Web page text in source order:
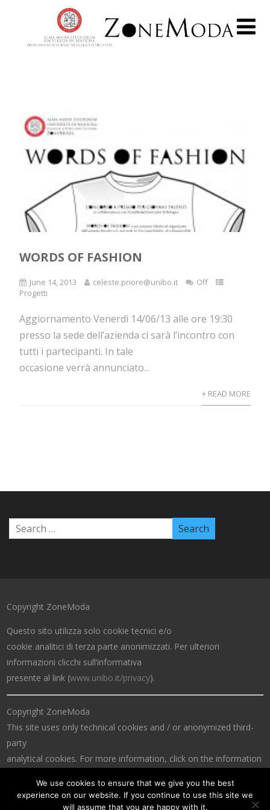
WORDS OF FASHION
June 14, 2013 celeste.priore@unibo.it
Off
Progetti
Aggiornamento Venerdì 14/06/13 alle ore 19:30
presso la sede dell’azienda ci sarà l’incontro con
tutti i partecipanti. In tale
occasione verrà annunciato...
+ READ MORE
Copyright ZoneModa
Questo sito utilizza solo cookie tecnici e/o
cookie analitici di terza parte anonimizzati. Per ulteriori
informazioni clicchi sull’informativa
presente al link (www.unibo.it/privacy).
Copyright ZoneModa
This site uses only technical cookies and / or anonymized third-
party
analytical cookies. For more information, click on the information
We use cookies to ensure that we give you the best
experience on our website. If you continue to use this site we
will assume that you are happy with it.